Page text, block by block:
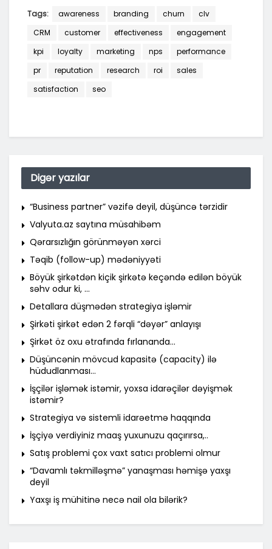
Tags: awareness branding churn
clv
CRM
customer effectiveness
engagement
kpi
loyalty marketing nps
performance
pr
reputation research roi
sales
satisfaction
seo
Digər yazılar
“Business partner” vəzifə deyil, düşüncə tərzidir
Valyuta.az saytına müsahibəm
Qərarsızlığın görünməyən xərci
Təqib (follow-up) mədəniyyəti
Böyük şirkətdən kiçik şirkətə keçəndə edilən böyük
səhv odur ki, …
Detallara düşmədən strategiya işləmir
Şirkəti şirkət edən 2 fərqli “dəyər” anlayışı
Şirkət öz oxu ətrafında fırlananda…
Düşüncənin mövcud kapasitə (capacity) ilə
hüdudlanması…
İşçilər işləmək istəmir, yoxsa idarəçilər dəyişmək
istəmir?
Strategiya və sistemli idarəetmə haqqında
İşçiyə verdiyiniz maaş yuxunuzu qaçırırsa,..
Satış problemi çox vaxt satıcı problemi olmur
“Davamlı təkmilləşmə” yanaşması həmişə yaxşı
deyil
Yaxşı iş mühitinə necə nail ola bilərik?